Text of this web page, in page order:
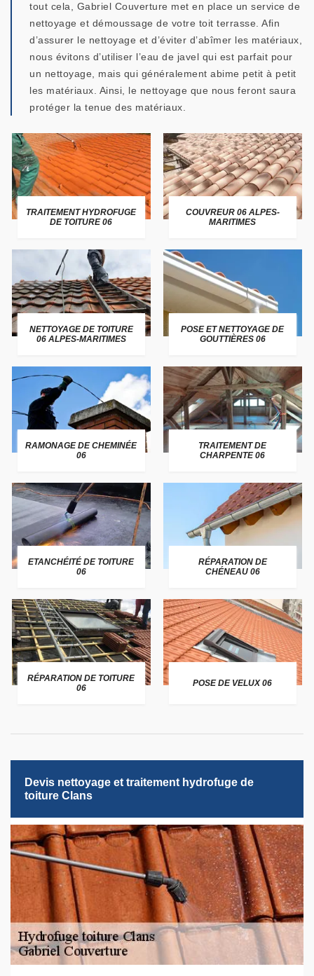
tout cela, Gabriel Couverture met en place un service de
nettoyage et démoussage de votre toit terrasse. Afin
d’assurer le nettoyage et d’éviter d’abîmer les matériaux,
nous évitons d’utiliser l’eau de javel qui est parfait pour
un nettoyage, mais qui généralement abime petit à petit
les matériaux. Ainsi, le nettoyage que nous feront saura
protéger la tenue des matériaux.
TRAITEMENT HYDROFUGE
DE TOITURE 06
COUVREUR 06 ALPES-
MARITIMES
NETTOYAGE DE TOITURE
06 ALPES-MARITIMES
POSE ET NETTOYAGE DE
GOUTTIÈRES 06
RAMONAGE DE CHEMINÉE
06
TRAITEMENT DE
CHARPENTE 06
ETANCHÉITÉ DE TOITURE
06
RÉPARATION DE
CHÉNEAU 06
RÉPARATION DE TOITURE
06
POSE DE VELUX 06
Devis nettoyage et traitement hydrofuge de
toiture Clans